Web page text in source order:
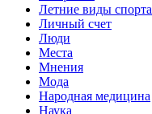
Летние виды спорта
Личный счет
Люди
Места
Мнения
Мода
Народная медицина
Наука